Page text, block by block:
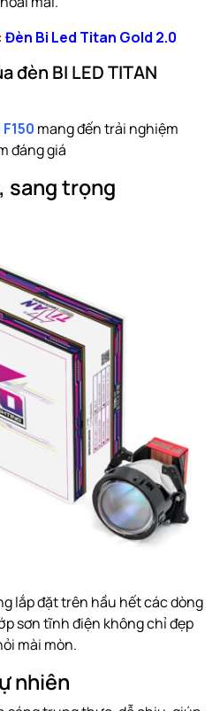
Đèn Bi Led Titan Gold 2.0
đèn BI LED TITAN
mang đến trải nghiệm
đáng giá
sang trọng
lắp đặt trên hầu hết các dòng
sơn tĩnh điện không chỉ đẹp
mài mòn.
nhiên